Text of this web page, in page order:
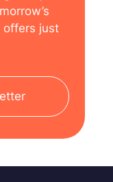
offers just